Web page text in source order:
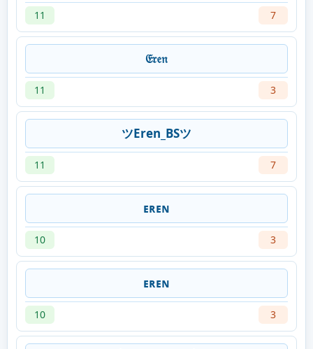
11 7
𝔈𝔯𝔢𝔫
11 3
ツEren_BSツ
11 7
ᴇʀᴇɴ
10 3
ᴇʀᴇɴ
10 3